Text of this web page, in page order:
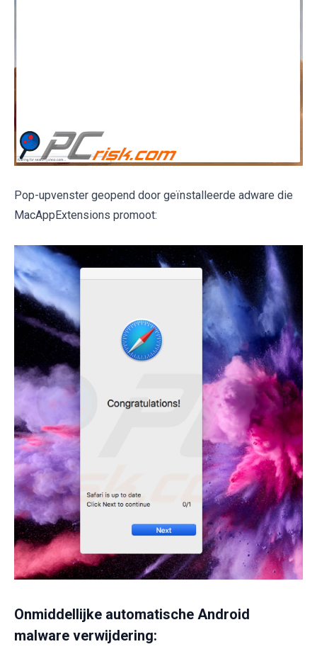
Pop-upvenster geopend door geïnstalleerde adware die
MacAppExtensions promoot:
Onmiddellijke automatische Android
malware verwijdering: